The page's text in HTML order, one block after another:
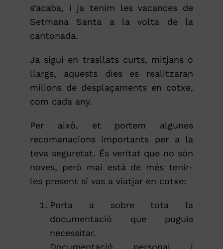
s’acaba, i ja tenim les vacances de
Setmana Santa a la volta de la
cantonada.
Ja sigui en trasllats curts, mitjans o
llargs, aquests dies es realitzaran
milions de desplaçaments en cotxe,
com cada any.
Per això, et portem algunes
recomanacions importants per a la
teva seguretat. És veritat que no són
noves, però mai està de més tenir-
les present si vas a viatjar en cotxe:
Porta a sobre tota la
documentació que puguis
necessitar.